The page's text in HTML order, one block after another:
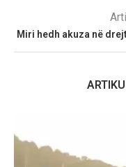
Miri hedh akuza në